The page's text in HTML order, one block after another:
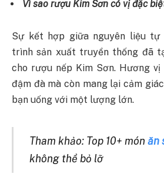
Vì sao rượu Kim Sơn có vị đặc
Sự kết hợp giữa nguyên liệu tự
trình sản xuất truyền thống đã
cho rượu nếp Kim Sơn. Hương
đậm đà mà còn mang lại cảm
bạn uống với một lượng lớn.
Tham khảo: Top 10+ món ăn
không thể bỏ lỡ